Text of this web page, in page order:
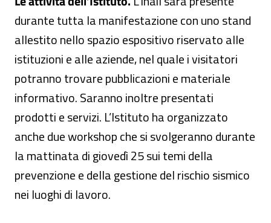
durante tutta la manifestazione con uno stand
allestito nello spazio espositivo riservato alle
istituzioni e alle aziende, nel quale i visitatori
potranno trovare pubblicazioni e materiale
informativo. Saranno inoltre presentati
prodotti e servizi. L’Istituto ha organizzato
anche due workshop che si svolgeranno durante
la mattinata di giovedì 25 sui temi della
prevenzione e della gestione del rischio sismico
nei luoghi di lavoro.